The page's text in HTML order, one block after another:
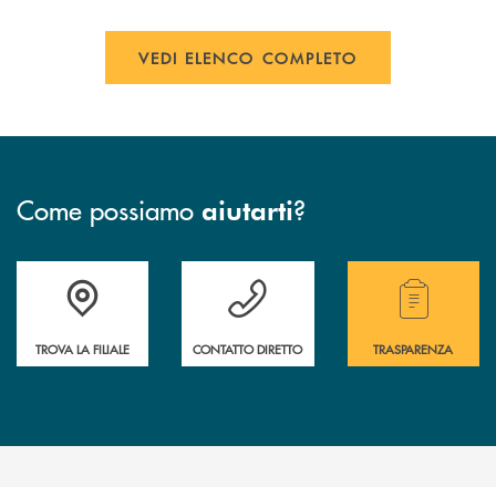
VEDI ELENCO COMPLETO
Come possiamo aiutarti?
Trova la filiale più vicina a te.
TROVA LA FILIALE
Hai bisogno di assistenza ?&nbsp;
CONTATTO DIRETTO
Hai bisogno di
TRASPARENZA